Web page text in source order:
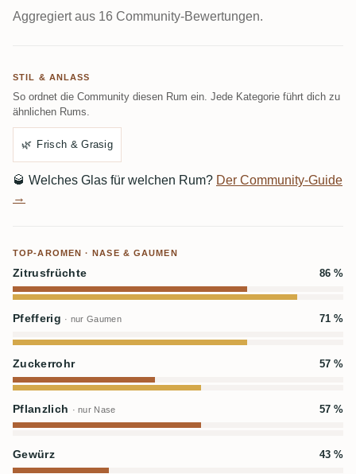
Aggregiert aus 16 Community-Bewertungen.
STIL & ANLASS
So ordnet die Community diesen Rum ein. Jede Kategorie führt dich zu
ähnlichen Rums.
🌿 Frisch & Grasig
🥃 Welches Glas für welchen Rum? Der Community-Guide
→
TOP-AROMEN · NASE & GAUMEN
Zitrusfrüchte 86 %
Pfefferig · nur Gaumen 71 %
Zuckerrohr 57 %
Pflanzlich · nur Nase 57 %
Gewürz 43 %